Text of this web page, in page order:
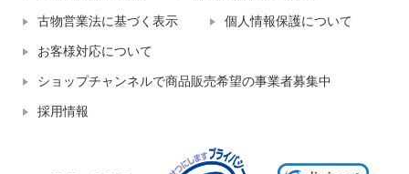
古物営業法に基づく表示 個人情報保護について
お客様対応について
ショップチャンネルで商品販売希望の事業者募集中
採用情報